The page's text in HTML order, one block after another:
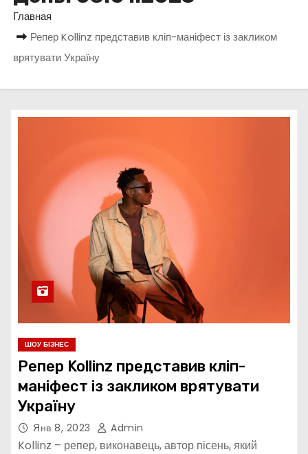
Главная
Репер Kollinz представив кліп-маніфест із закликом
врятувати Україну
ШОУ БІЗНЕС
Репер Kollinz представив кліп-
маніфест із закликом врятувати
Україну
Янв 8, 2023 Admin
Kollinz – репер, виконавець, автор пісень, який